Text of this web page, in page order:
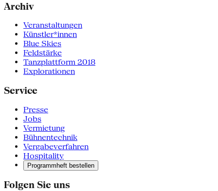
Archiv
Veranstaltungen
Künstler*innen
Blue Skies
Feldstärke
Tanzplattform 2018
Explorationen
Service
Presse
Jobs
Vermietung
Bühnentechnik
Vergabeverfahren
Hospitality
Programmheft bestellen
Folgen Sie uns